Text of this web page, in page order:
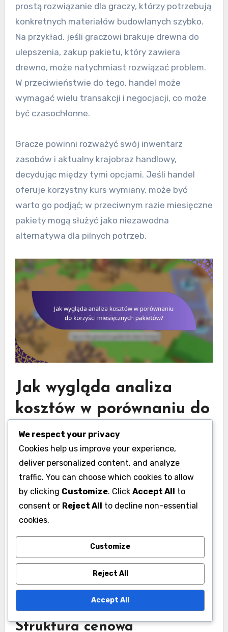
prostą rozwiązanie dla graczy, którzy potrzebują
konkretnych materiałów budowlanych szybko.
Na przykład, jeśli graczowi brakuje drewna do
ulepszenia, zakup pakietu, który zawiera
drewno, może natychmiast rozwiązać problem.
W przeciwieństwie do tego, handel może
wymagać wielu transakcji i negocjacji, co może
być czasochłonne.
Gracze powinni rozważyć swój inwentarz
zasobów i aktualny krajobraz handlowy,
decydując między tymi opcjami. Jeśli handel
oferuje korzystny kurs wymiany, może być
warto go podjąć; w przeciwnym razie miesięczne
pakiety mogą służyć jako niezawodna
alternatywa dla pilnych potrzeb.
Jak wygląda analiza
kosztów w porównaniu do
korzyści miesięcznych
pakietów?
Analiza kosztów w porównaniu do korzyści
miesięcznych pakietów w Lords Mobile
pokazuje, że chociaż istnieje początkowa
inwestycja, długoterminowe korzyści w
materiałach budowlanych mogą znacznie
poprawić rozgrywkę. Gracze często odkrywają,
że zasoby zdobyte z tych pakietów zapewniają
strategiczną przewagę, co czyni je wartymi
rozważenia dla poważnych graczy.
Struktura cenowa
We respect your privacy
Cookies help us improve your experience,
deliver personalized content, and analyze
traffic. You can choose which cookies to allow
by clicking Customize. Click Accept All to
consent or Reject All to decline non-essential
cookies.
Customize
Reject All
Accept All